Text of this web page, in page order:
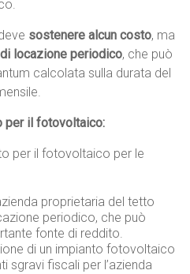
sostenere alcun costo, ma
locazione periodico, che può
calcolata sulla durata del
per il fotovoltaico:
per il fotovoltaico per le
proprietaria del tetto
periodico, che può
fonte di reddito.
di un impianto fotovoltaico
sgravi fiscali per l’azienda